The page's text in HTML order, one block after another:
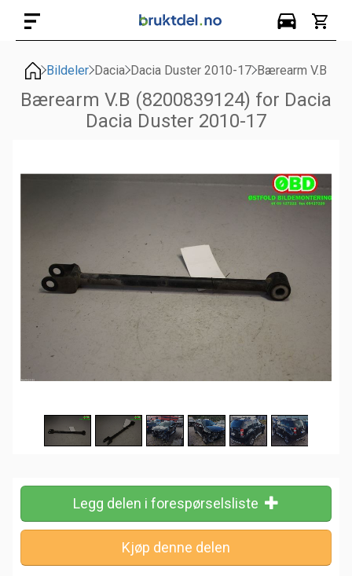
Bildeler Dacia Dacia Duster 2010-17 Bærearm V.B
Bærearm V.B (8200839124) for Dacia
Dacia Duster 2010-17
Legg delen i forespørselsliste